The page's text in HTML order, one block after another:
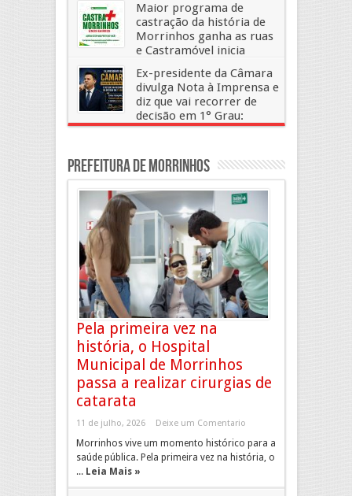
Maior programa de
castração da história de
Morrinhos ganha as ruas
e Castramóvel inicia
atendimento nos bairros
2 de julho, 2026 Deixe um Comentario
Ex-presidente da Câmara
divulga Nota à Imprensa e
diz que vai recorrer de
decisão em 1° Grau:
“Estou tranquilo, fizemos tudo certo
Wellington Dias
Prefeitura de Morrinhos
Pela primeira vez na
história, o Hospital
Municipal de Morrinhos
passa a realizar cirurgias de
catarata
11 de julho, 2026 Deixe um Comentario
Morrinhos vive um momento histórico para a
saúde pública. Pela primeira vez na história, o
... Leia Mais »